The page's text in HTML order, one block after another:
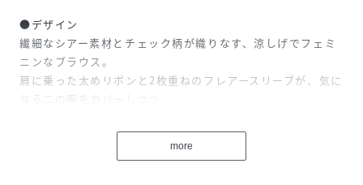
●デザイン
繊細なシアー素材とチェック柄が織りなす、涼しげでフェミ
ニンなブラウス。
肩に乗った太めリボンと2枚重ねのフレアースリーブが、気に
なる二の腕をカバーしつつ、
スクエアネックがデコルテを美しく見せ、上品な印象を演
more